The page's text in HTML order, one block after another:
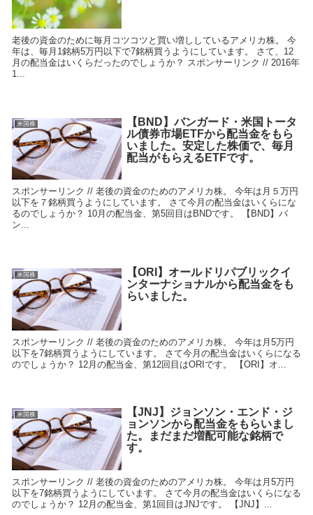
老後の資金のために毎月コツコツと買い増ししているアメリカ株。 今
年は、毎月1銘柄5万円以下で7銘柄買うようにしています。 さて、12
月の配当金はいくらだったのでしょうか？ スポンサーリンク // 2016年
1...
米国株
【BND】バンガード・米国トータ
ル債券市場ETFから配当金をもら
いました。安定した株価で、毎月
配当がもらえるETFです。
スポンサーリンク // 老後の資金のためのアメリカ株。 今年は月５万円
以下を７銘柄買うようにしています。 さて今月の配当金はいくらにな
るのでしょうか？ 10月の配当金、第5回目はBNDです。 【BND】バ
ン...
米国株
【ORI】オールドリパブリックイ
ンターナショナルから配当金をも
らいました。
スポンサーリンク // 老後の資金のためのアメリカ株。 今年は月5万円
以下を7銘柄買うようにしています。 さて今月の配当金はいくらになる
のでしょうか？ 12月の配当金、第12回目はORIです。 【ORI】オ...
米国株
【JNJ】ジョンソン・エンド・ジ
ョンソンから配当金をもらいまし
た。まだまだ増配可能な銘柄で
す。
スポンサーリンク // 老後の資金のためのアメリカ株。 今年は月5万円
以下を7銘柄買うようにしています。 さて今月の配当金はいくらになる
のでしょうか？ 12月の配当金、第1回目はJNJです。 【JNJ】...